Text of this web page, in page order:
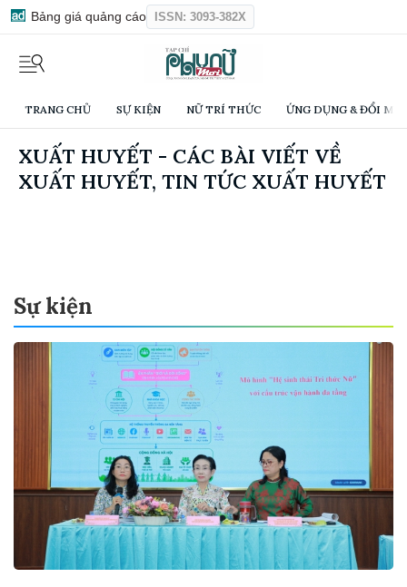
Bảng giá quảng cáo ISSN: 3093-382X
TRANG CHỦ SỰ KIỆN NỮ TRÍ THỨC ỨNG DỤNG & ĐỔI
XUẤT HUYẾT - CÁC BÀI VIẾT VỀ
XUẤT HUYẾT, TIN TỨC XUẤT HUYẾT
Sự kiện